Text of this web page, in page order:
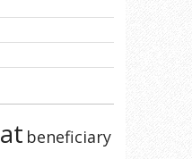
beneficiary